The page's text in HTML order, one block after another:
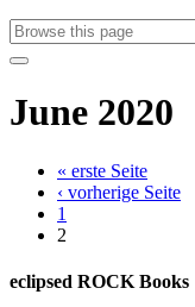
June 2020
« erste Seite
‹ vorherige Seite
1
2
eclipsed ROCK Books